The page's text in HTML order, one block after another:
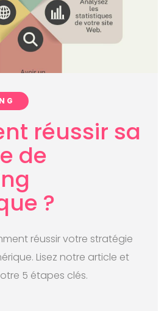
réussir sa
de
?
réussir votre stratégie
Lisez notre article et
5 étapes clés.